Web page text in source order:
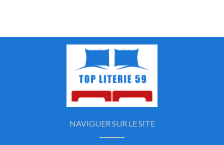
NAVIGUER SUR LE SITE